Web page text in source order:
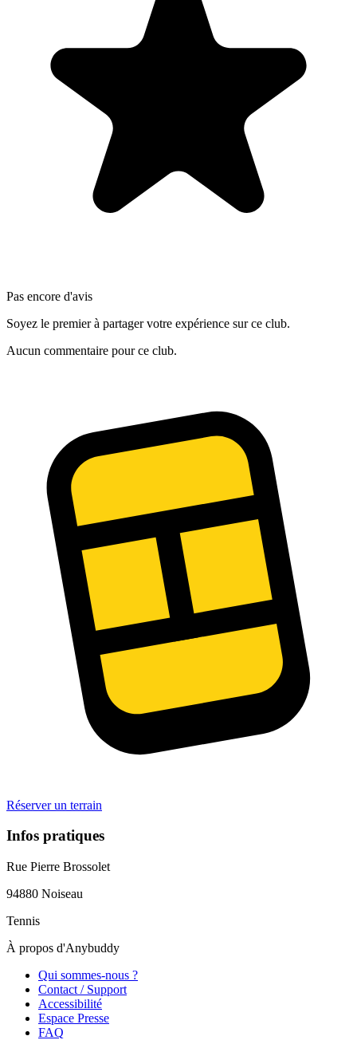
Pas encore d'avis
Soyez le premier à partager votre expérience sur ce club.
Aucun commentaire pour ce club.
Réserver un terrain
Infos pratiques
Rue Pierre Brossolet
94880 Noiseau
Tennis
À propos d'Anybuddy
Qui sommes-nous ?
Contact / Support
Accessibilité
Espace Presse
FAQ